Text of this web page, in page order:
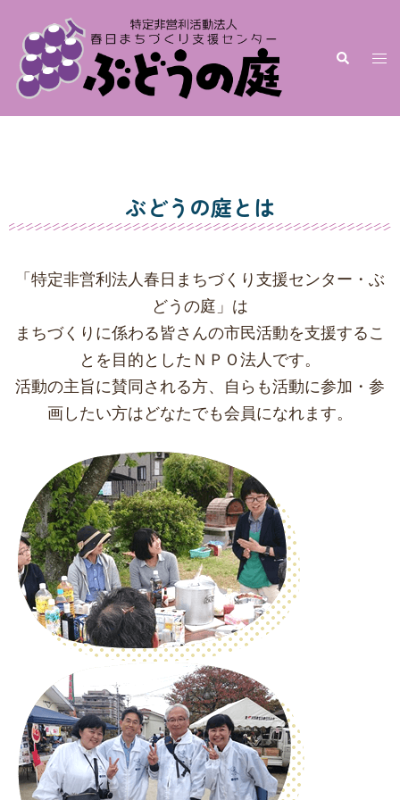
ぶどうの庭とは
「特定非営利法人春日まちづくり支援センター・ぶ
どうの庭」は
まちづくりに係わる皆さんの市民活動を支援するこ
とを目的としたＮＰＯ法人です。
活動の主旨に賛同される方、自らも活動に参加・参
画したい方はどなたでも会員になれます。